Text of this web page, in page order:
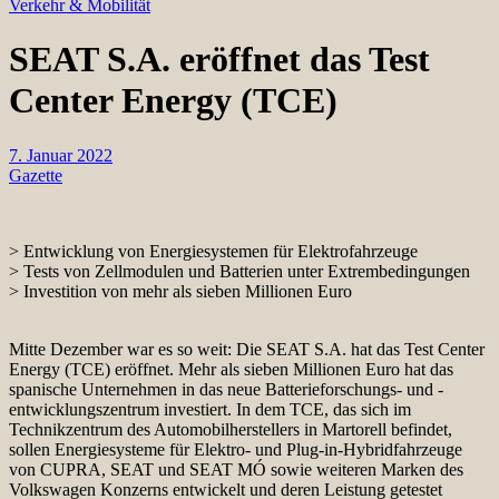
Verkehr & Mobilität
SEAT S.A. eröffnet das Test
Center Energy (TCE)
7. Januar 2022
Gazette
> Entwicklung von Energiesystemen für Elektrofahrzeuge
> Tests von Zellmodulen und Batterien unter Extrembedingungen
> Investition von mehr als sieben Millionen Euro
Mitte Dezember war es so weit: Die SEAT S.A. hat das Test Center
Energy (TCE) eröffnet. Mehr als sieben Millionen Euro hat das
spanische Unternehmen in das neue Batterieforschungs- und -
entwicklungszentrum investiert. In dem TCE, das sich im
Technikzentrum des Automobilherstellers in Martorell befindet,
sollen Energiesysteme für Elektro- und Plug-in-Hybridfahrzeuge
von CUPRA, SEAT und SEAT MÓ sowie weiteren Marken des
Volkswagen Konzerns entwickelt und deren Leistung getestet